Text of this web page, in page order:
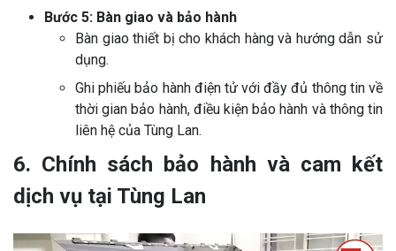
Bước 5: Bàn giao và bảo hành
Bàn giao thiết bị cho khách hàng và hướng dẫn sử
dụng.
Ghi phiếu bảo hành điện tử với đầy đủ thông tin về
thời gian bảo hành, điều kiện bảo hành và thông tin
liên hệ của Tùng Lan.
6. Chính sách bảo hành và cam kết
dịch vụ tại Tùng Lan